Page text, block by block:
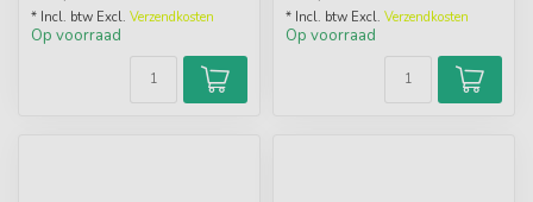
* Incl. btw Excl. Verzendkosten
Op voorraad
* Incl. btw Excl. Verzendkosten
Op voorraad